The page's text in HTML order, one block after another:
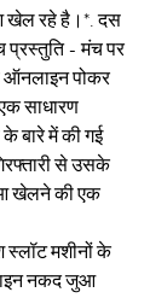
खेल रहे है।*. दस
प्रस्तुति - मंच पर
पोकर
साधारण
बारे में की गई
से उसके
खेलने की एक
स्लॉट मशीनों के
नकद जुआ